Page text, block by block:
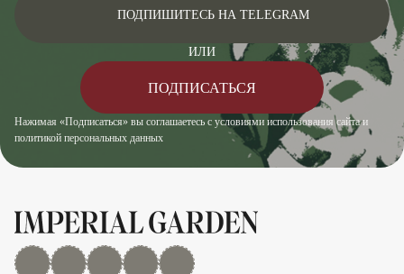
Нажимая «Подписаться» вы соглашаетесь с условиями использования сайта и
политикой персональных данных
ПОДПИШИТЕСЬ НА TELEGRAM
ИЛИ
ПОДПИСАТЬСЯ
MAX Дзен YouTuberutubeTelegram